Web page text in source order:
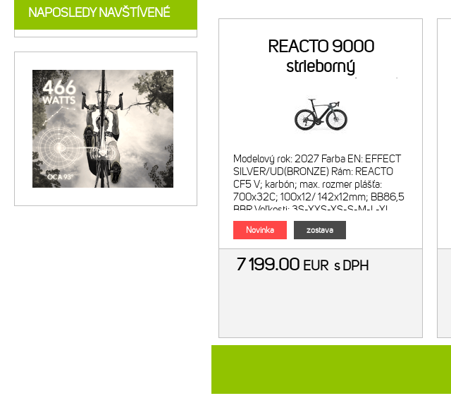
REACTO 9000
strieborný
Modelový rok: 2027 Farba EN: EFFECT
SILVER/UD(BRONZE) Rám: REACTO
CF5 V; karbón; max. rozmer plášťa:
700x32C; 100x12/ 142x12mm; BB86,5
BBR Veľkosti: 3S-XXS-XS-S-M-L-XL
Vidlica: MERIDA REACTO CF5
Novinka zostava
7 199.00 EUR s DPH
NAPOSLEDY NAVŠTÍVENÉ